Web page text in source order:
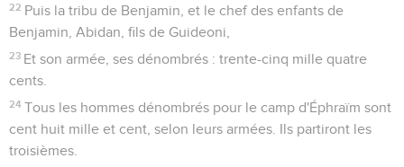
22 Puis la tribu de Benjamin, et le chef des enfants de
Benjamin, Abidan, fils de Guideoni,
23 Et son armée, ses dénombrés : trente-cinq mille quatre
cents.
24 Tous les hommes dénombrés pour le camp d'Éphraïm sont
cent huit mille et cent, selon leurs armées. Ils partiront les
troisièmes.